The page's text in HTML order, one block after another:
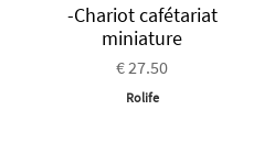
-Chariot cafétariat
miniature
€ 27.50
Rolife